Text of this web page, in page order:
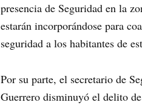
presencia de Seguridad en la
estarán incorporándose para
seguridad a los habitantes de
Por su parte, el secretario de
Guerrero disminuyó el delito